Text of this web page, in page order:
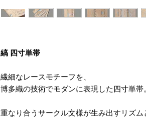
縞 四寸単帯
繊細なレースモチーフを、
博多織の技術でモダンに表現した四寸単帯
重なり合うサークル文様が生み出すリズム